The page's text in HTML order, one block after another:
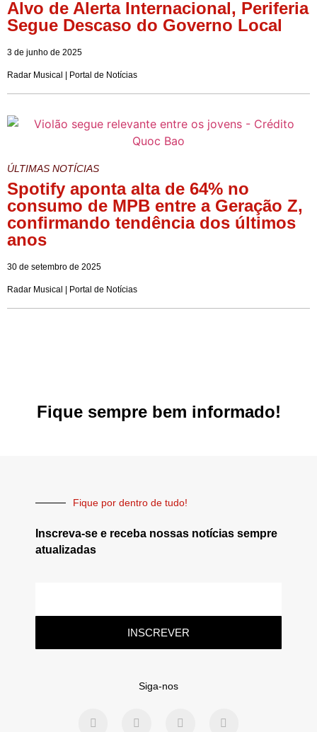
Alvo de Alerta Internacional, Periferia
Segue Descaso do Governo Local
3 de junho de 2025
Radar Musical | Portal de Notícias
ÚLTIMAS NOTÍCIAS
Spotify aponta alta de 64% no
consumo de MPB entre a Geração Z,
confirmando tendência dos últimos
anos
30 de setembro de 2025
Radar Musical | Portal de Notícias
Fique sempre bem informado!
Fique por dentro de tudo!
Inscreva-se e receba nossas notícias sempre
atualizadas
INSCREVER
Siga-nos